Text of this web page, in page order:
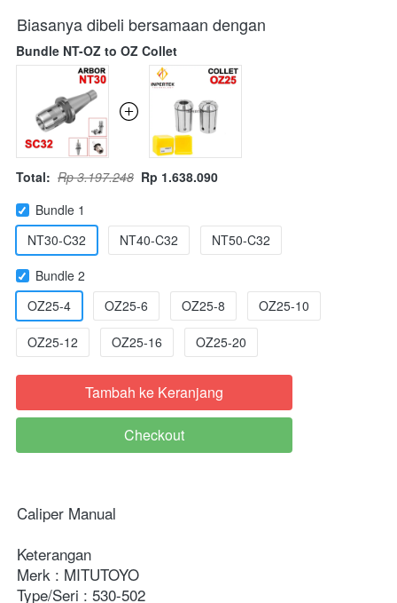
Biasanya dibeli bersamaan dengan
Bundle NT-OZ to OZ Collet
Total: Rp 3.197.248 Rp 1.638.090
Bundle 1
NT30-C32
NT40-C32
NT50-C32
Bundle 2
OZ25-4
OZ25-6 OZ25-8 OZ25-10
OZ25-12 OZ25-16 OZ25-20
`
Tambah ke Keranjang
`
Checkout
Caliper Manual
Keterangan
Merk : MITUTOYO
Type/Seri : 530-502